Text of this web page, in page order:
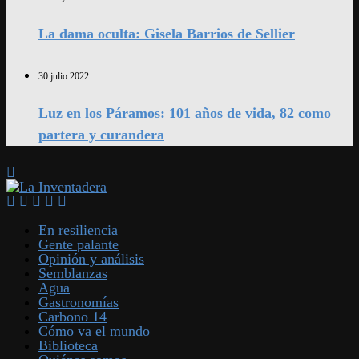
La dama oculta: Gisela Barrios de Sellier
30 julio 2022
Luz en los Páramos: 101 años de vida, 82 como
partera y curandera
En resiliencia
Gente palante
Opinión y análisis
Semblanzas
Agua
Gastronomías
Carbono 14
Cómo va el mundo
Biblioteca